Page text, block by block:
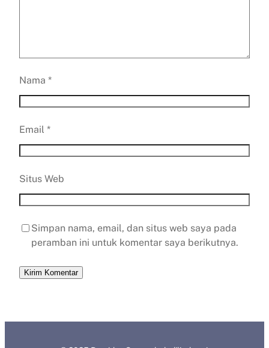
Nama *
Email *
Situs Web
Simpan nama, email, dan situs web saya pada
peramban ini untuk komentar saya berikutnya.